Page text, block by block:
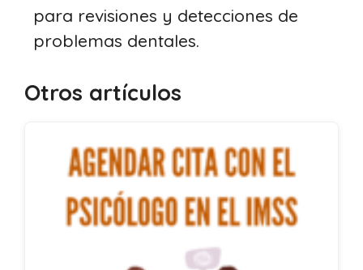
para revisiones y detecciones de
problemas dentales.
Otros artículos